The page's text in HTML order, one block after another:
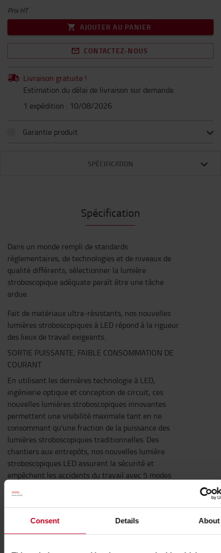
Consent Details About
Prix HT
AJOUTER AU PANIER
CONTACTEZ-NOUS
Livraison gratuite !
Estimation du délai de livraison sur demande.
1 expédition : 10/08/2026
Garantie produit
SPÉCIFICATION
Spécification
Dans un monde rempli de standards
réglementaires, de technologies et de niveaux de
qualité différents, sélectionner la lumière
stroboscopique adéquate paraît être une tâche
ardue.
Fait de matériaux ultra-résistants, nos nouvelles
lumières stroboscopiques à LED répond à la rigueur
des lieux de travail exigeants.
SORTIE PUISSANTE, FAIBLE CONSOMMATION DE
COURANT
En utilisant les dernières technologie à LED,
ingénierie optique et conception de circuit, ces
nouvelles lumières stroboscopiques innovantes
permettent une visibilité maximale tant en ne
consommant qu'une fraction de la puissance des
lumières stroboscopiques traditionnelles. Des
chantiers aux entrepôts, nos nouvelles lumière
stroboscopiques LED assurent la sécurité et
empêchent les accidents du travail avec 5 modes